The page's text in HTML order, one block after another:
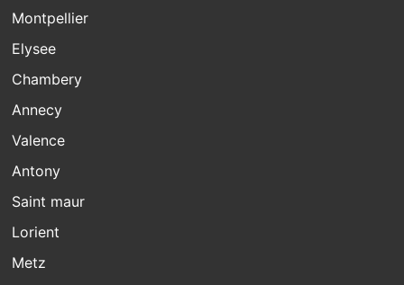
Montpellier
Elysee
Chambery
Annecy
Valence
Antony
Saint maur
Lorient
Metz